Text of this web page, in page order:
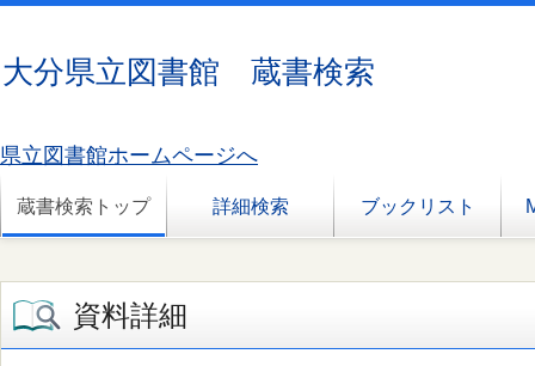
大分県立図書館 蔵書検索
県立図書館ホームページへ
蔵書検索トップ 詳細検索 ブックリスト
資料詳細